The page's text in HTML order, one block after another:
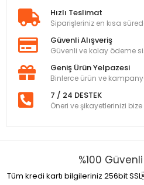
Hızlı Teslimat
Siparişleriniz en kısa
Güvenli Alışveriş
Güvenli ve kolay ödeme
Geniş Ürün Yelpazesi
Binlerce ürün ve
7 / 24 DESTEK
Öneri ve şikayetlerinizi
%100
Tüm kredi kartı bilgileriniz 256bit